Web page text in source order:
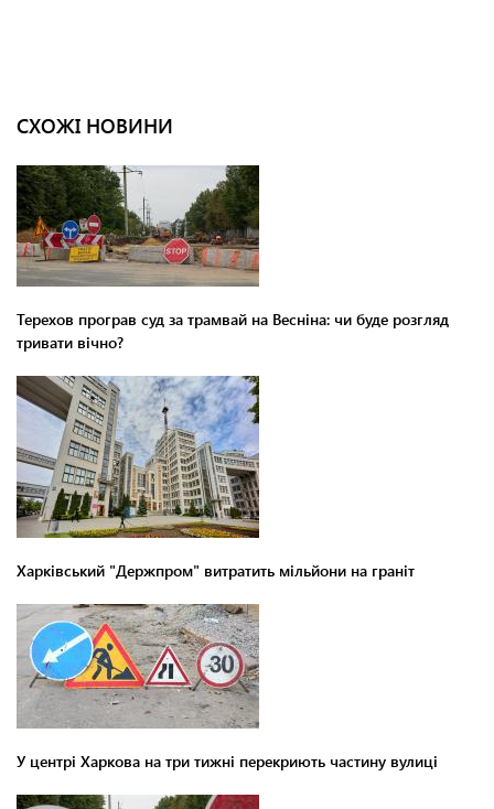
СХОЖІ НОВИНИ
Терехов програв суд за трамвай на Весніна: чи буде розгляд
тривати вічно?
Харківський "Держпром" витратить мільйони на граніт
У центрі Харкова на три тижні перекриють частину вулиці